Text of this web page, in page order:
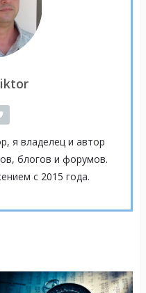
я владелец и автор
блогов и форумов.
с 2015 года.